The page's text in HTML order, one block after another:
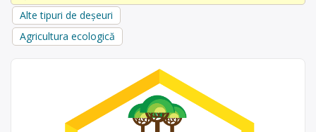
Alte tipuri de deșeuri
Agricultura ecologică